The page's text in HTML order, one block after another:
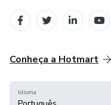
Conheça a Hotmart
Idioma